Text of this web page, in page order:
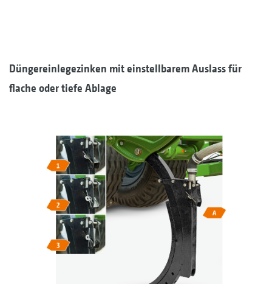
Düngereinlegezinken mit einstellbarem Auslass für
flache oder tiefe Ablage